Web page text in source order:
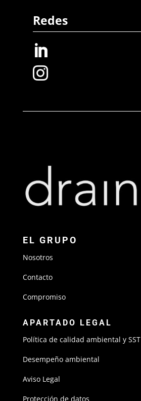
Redes


EL GRUPO
Nosotros
Contacto
Compromiso
APARTADO LEGAL
Política de calidad ambiental y SST
Desempeño ambiental
Aviso Legal
Protección de datos